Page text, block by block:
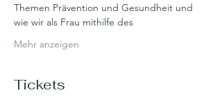
Themen Prävention und Gesundheit und
wie wir als Frau mithilfe des
Mehr anzeigen
Tickets